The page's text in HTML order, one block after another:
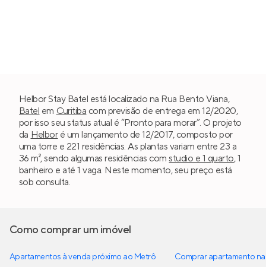
Helbor Stay Batel está localizado na Rua Bento Viana,
Batel em Curitiba com previsão de entrega em 12/2020,
por isso seu status atual é “Pronto para morar”. O projeto
da Helboré um lançamento de 12/2017, composto por
uma torre e 221 residências. As plantas variam entre 23 a
36 m², sendo algumas residências comstudio e 1 quarto, 1
banheiro e até 1 vaga. Neste momento, seu preço está
sob consulta.
Como comprar um imóvel
Apartamentos à venda próximo ao Metrô
Comprar apartamento